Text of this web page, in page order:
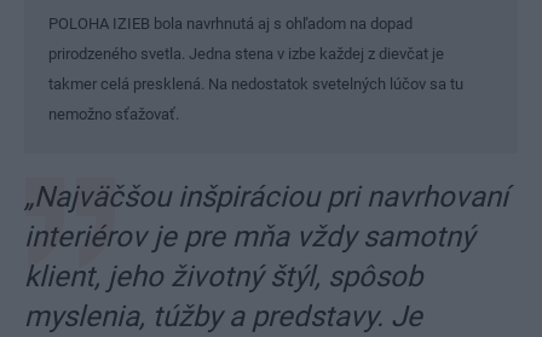
POLOHA IZIEB bola navrhnutá aj s ohľadom na dopad
prirodzeného svetla. Jedna stena v izbe každej z dievčat je
takmer celá presklená. Na nedostatok svetelných lúčov sa tu
nemožno sťažovať.
„Najväčšou inšpiráciou pri navrhovaní
interiérov je pre mňa vždy samotný
klient, jeho životný štýl, spôsob
myslenia, túžby a predstavy. Je